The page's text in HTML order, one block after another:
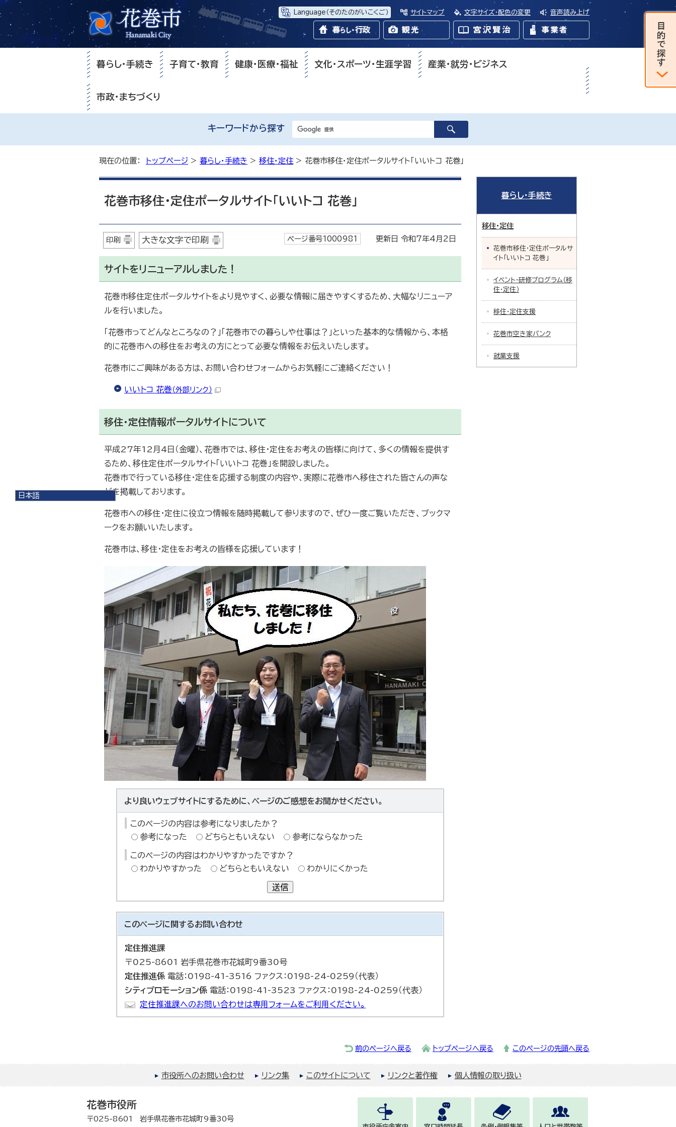
Language （そのたのがいこくご） サイトマップ 文字サイズ・配色の変更 音声読み上げ
日本語
暮らし・手続き 子育て・教育 健康・医療・福祉 文化・スポーツ・生涯学習 産業・就労・ビジネス
市政・まちづくり
キーワードから探す
現在の位置： トップページ > 暮らし・手続き > 移住・定住> 花巻市移住・定住ポータルサイト「いいトコ 花巻」
花巻市移住・定住ポータルサイト「いいトコ 花巻」
印刷 大きな文字で印刷 ページ番号1000981 更新日 令和7年4月2日
サイトをリニューアルしました！
花巻市移住定住ポータルサイトをより見やすく、必要な情報に届きやすくするため、大幅なリニューア
ルを行いました。
「花巻市ってどんなところなの？」「花巻市での暮らしや仕事は？」といった基本的な情報から、本格
的に花巻市への移住をお考えの方にとって必要な情報をお伝えいたします。
花巻市にご興味がある方は、お問い合わせフォームからお気軽にご連絡ください！
いいトコ 花巻 （外部リンク）
移住・定住情報ポータルサイトについて
平成27年12月4日（金曜）、花巻市では、移住・定住をお考えの皆様に向けて、多くの情報を提供す
るため、移住定住ポータルサイト「いいトコ 花巻」を開設しました。
花巻市で行っている移住・定住を応援する制度の内容や、実際に花巻市へ移住された皆さんの声な
どを掲載しております。
花巻市への移住・定住に役立つ情報を随時掲載して参りますので、ぜひ一度ご覧いただき、ブックマ
ークをお願いいたします。
花巻市は、移住・定住をお考えの皆様を応援しています！
より良いウェブサイトにするために、ページのご感想をお聞かせください。
このページの内容は参考になりましたか？
参考になった
どちらともいえない 参考にならなかった
このページの内容はわかりやすかったですか？
わかりやすかった
どちらともいえない わかりにくかった
送信
このページに関するお問い合わせ
定住推進課
〒025-8601 岩手県花巻市花城町9番30号
定住推進係 電話：0198-41-3516 ファクス：0198-24-0259（代表）
シティプロモーション係 電話：0198-41-3523 ファクス：0198-24-0259（代表）
定住推進課へのお問い合わせは専用フォームをご利用ください。
暮らし・手続き
移住・定住
花巻市移住・定住ポータルサ
イト「いいトコ 花巻」
イベント・研修プログラム（移
住・定住）
移住・定住支援
花巻市空き家バンク
就業支援
前のページへ戻る トップページへ戻る このページの先頭へ戻る
市役所へのお問い合わせ リンク集 このサイトについて リンクと著作権 個人情報の取り扱い
花巻市役所
〒025-8601 岩手県花巻市花城町9番30号